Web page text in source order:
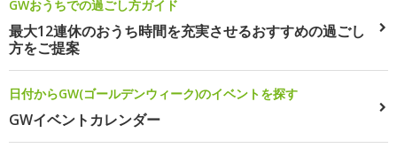
GWおうちでの過ごし方ガイド
最大12連休のおうち時間を充実させるおすすめの過ごし
方をご提案
日付からGW(ゴールデンウィーク)のイベントを探す
GWイベントカレンダー